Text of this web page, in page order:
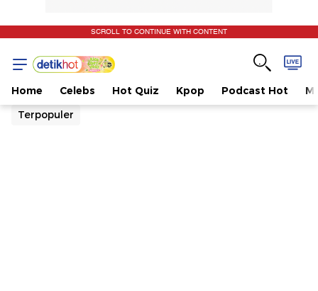
SCROLL TO CONTINUE WITH CONTENT
Home Celebs Hot Quiz Kpop Podcast Hot
Terpopuler